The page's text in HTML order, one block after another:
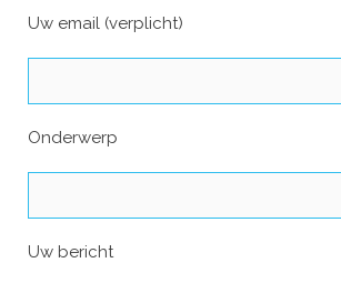
Uw email (verplicht)
Onderwerp
Uw bericht